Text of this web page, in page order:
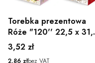
Torebka prezentowa
Róże "120'' 22,5 x 31,5
x 10,8
Cena
3,52 zł
Cena